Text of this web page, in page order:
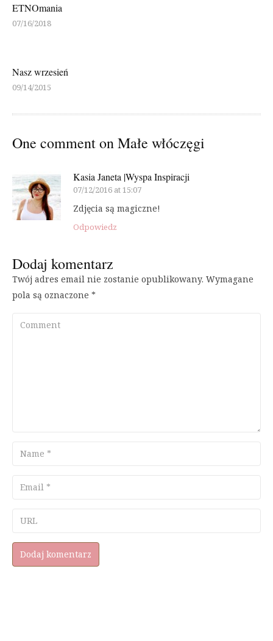
ETNOmania
07/16/2018
Nasz wrzesień
09/14/2015
One comment onMałe włóczęgi
Kasia Janeta |Wyspa Inspiracji
07/12/2016 at 15:07
Zdjęcia są magiczne!
Odpowiedz
Dodaj komentarz
Twój adres email nie zostanie opublikowany. Wymagane
pola są oznaczone *
Comment
Name
Email
URL